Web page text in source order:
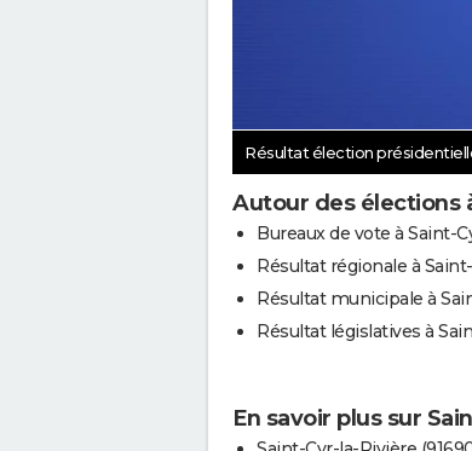
Résultat élection
Autour des élections
Bureaux de vote à Saint-
Résultat régionale à
Résultat municipale à
Résultat législatives à
En savoir plus sur